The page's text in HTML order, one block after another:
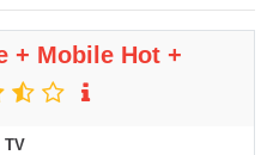
+ Mobile Hot +
TV